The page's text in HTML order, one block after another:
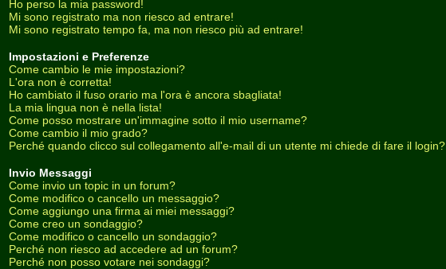
Ho perso la mia password!
Mi sono registrato ma non riesco ad entrare!
Mi sono registrato tempo fa, ma non riesco più ad entrare!
Impostazioni e Preferenze
Come cambio le mie impostazioni?
L'ora non è corretta!
Ho cambiato il fuso orario ma l'ora è ancora sbagliata!
La mia lingua non è nella lista!
Come posso mostrare un'immagine sotto il mio username?
Come cambio il mio grado?
Perché quando clicco sul collegamento all'e-mail di un utente mi chiede di fare il login?
Invio Messaggi
Come invio un topic in un forum?
Come modifico o cancello un messaggio?
Come aggiungo una firma ai miei messaggi?
Come creo un sondaggio?
Come modifico o cancello un sondaggio?
Perché non riesco ad accedere ad un forum?
Perché non posso votare nei sondaggi?